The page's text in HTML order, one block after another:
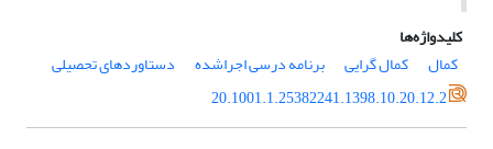
کلیدواژه‌ها
کمال
کمال گرایی برنامه درسی اجراشده
دستاوردهای تحصیلی
20.1001.1.25382241.1398.10.20.12.2